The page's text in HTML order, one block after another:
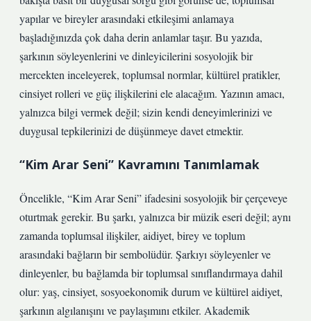
yapılar ve bireyler arasındaki etkileşimi anlamaya
başladığınızda çok daha derin anlamlar taşır. Bu yazıda,
şarkının söyleyenlerini ve dinleyicilerini sosyolojik bir
mercekten inceleyerek, toplumsal normlar, kültürel pratikler,
cinsiyet rolleri ve güç ilişkilerini ele alacağım. Yazının amacı,
yalnızca bilgi vermek değil; sizin kendi deneyimlerinizi ve
duygusal tepkilerinizi de düşünmeye davet etmektir.
“Kim Arar Seni” Kavramını Tanımlamak
Öncelikle, “Kim Arar Seni” ifadesini sosyolojik bir çerçeveye
oturtmak gerekir. Bu şarkı, yalnızca bir müzik eseri değil; aynı
zamanda toplumsal ilişkiler, aidiyet, birey ve toplum
arasındaki bağların bir sembolüdür. Şarkıyı söyleyenler ve
dinleyenler, bu bağlamda bir toplumsal sınıflandırmaya dahil
olur: yaş, cinsiyet, sosyoekonomik durum ve kültürel aidiyet,
şarkının algılanışını ve paylaşımını etkiler. Akademik